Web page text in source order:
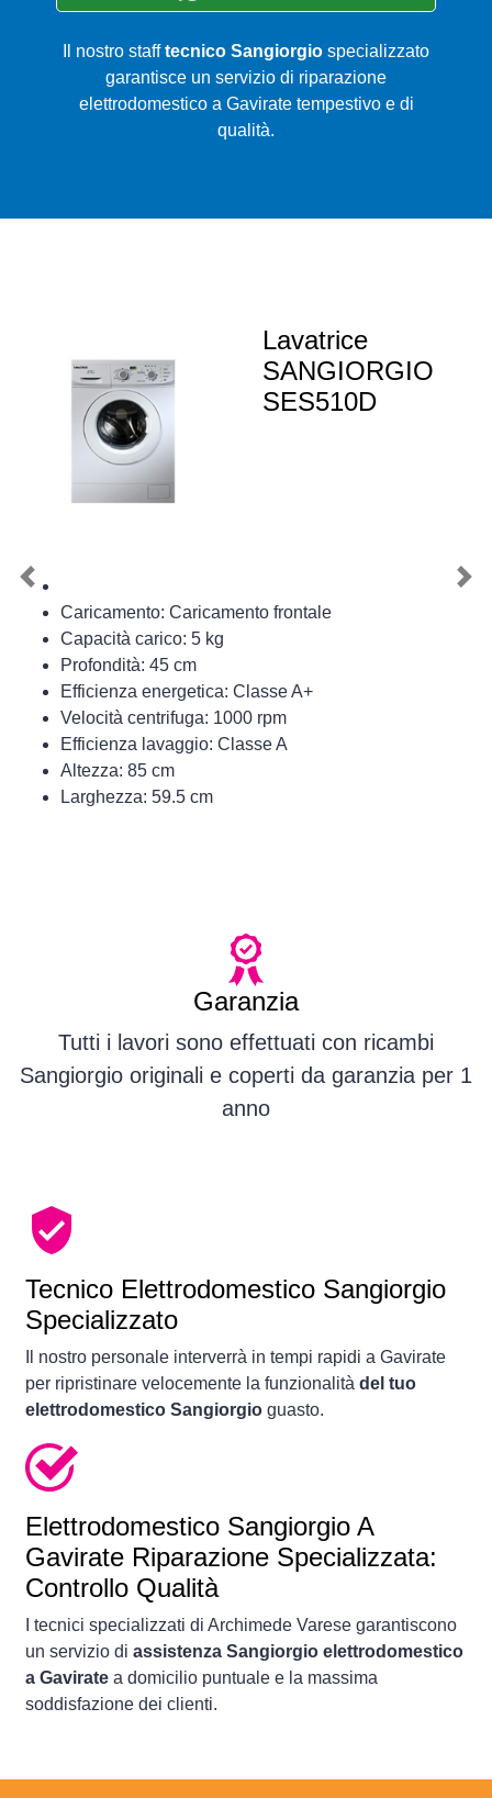
Il nostro stafftecnico Sangiorgio specializzato
garantisce un servizio di riparazione
elettrodomestico a Gavirate tempestivo e di
qualità.
Lavatrice
SANGIORGIO
SES510D
Caricamento: Caricamento frontale
Capacità carico: 5 kg
Profondità: 45 cm
Efficienza energetica: Classe A+
Velocità centrifuga: 1000 rpm
Efficienza lavaggio: Classe A
Altezza: 85 cm
Larghezza: 59.5 cm
Previous
Garanzia
Tutti i lavori sono effettuati con ricambi
Sangiorgio originali e coperti da garanzia per 1
anno
Tecnico Elettrodomestico Sangiorgio
Specializzato
Il nostro personale interverrà in tempi rapidi a Gavirate
per ripristinare velocemente la funzionalità del tuo
elettrodomestico Sangiorgio guasto.
Elettrodomestico Sangiorgio A
Gavirate Riparazione Specializzata:
Controllo Qualità
I tecnici specializzati di Archimede Varese garantiscono
un servizio di assistenza Sangiorgio elettrodomestico
a Gavirate a domicilio puntuale e la massima
soddisfazione dei clienti.